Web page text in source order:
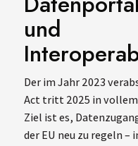
und
Der im Jahr 2023
Act tritt 2025 in
Ziel ist es,
der EU neu zu regeln –